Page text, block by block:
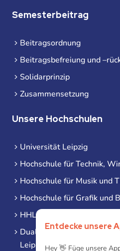
Semesterbeitrag
Beitragsordnung
Beitragsbefreiung und
Solidarprinzip
Zusammensetzung
Unsere Hochschulen
Universität Leipzig
Hochschule für Technik,
Hochschule für Musik und
Hochschule für Grafik und
HHL Leipzig
Duale Hochschule Sachsen
Leipzig
Entdecke unsere
Hey 👋 Füge unsere